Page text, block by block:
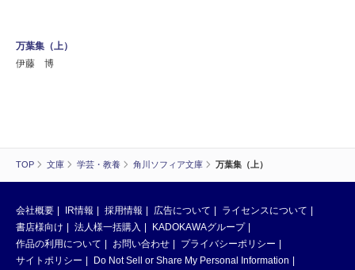
TOP 文庫 学芸・教養 角川ソフィア文庫 万葉集（上）
万葉集（上）
伊藤 博
会社概要 IR情報 採用情報 広告について
ライセンスについて
書店様向け
法人様一括購入
KADOKAWAグループ
作品の利用について
お問い合わせ
プライバシーポリシー
サイトポリシー
Do Not Sell or Share My Personal Information